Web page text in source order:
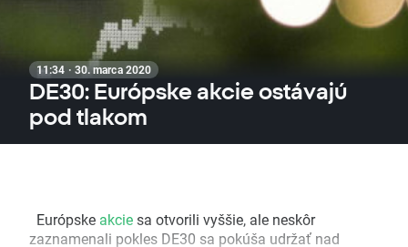
11:34 · 30. marca 2020
DE30: Európske akcie ostávajú
pod tlakom
Európske akciesa otvorili vyššie, ale neskôr
zaznamenali pokles DE30 sa pokúša udržať nad